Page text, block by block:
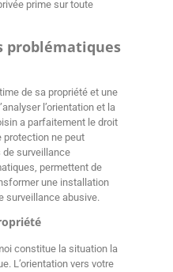
prime sur toute
problématiques
de sa propriété et une
l’orientation et la
a parfaitement le droit
ne peut
de surveillance
permettent de
une installation
surveillance abusive.
constitue la situation la
L’orientation vers votre